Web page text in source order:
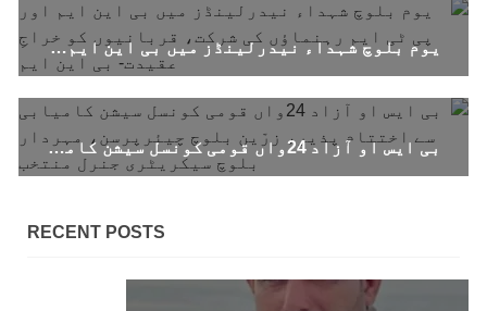
بلوچستان میں خواتین کو معاشرتی مسائل کے بعد
کوئٹہ شال: بلوچ وومن فورم کے نئی کابینہ، بلا
مقابلہ آرگنائزر بانک شلی ، ڈپٹی آرگنائزر
یوم بلوچ شہداء نیدرلینڈز میں بی این ایم اور پی ٹی ایم رہنماؤں کی شرکت، قربانیوں کو خراجِ عقیدت- بی این ایم
بی ایس او آزاد 24واں قومی کونسل سیشن کامیابی سے اختتام پذیر، زرّین بلوچ چیئرپرسن، مہردار بلوچ سیکریٹری جنرل منتخب
RECENT POSTS